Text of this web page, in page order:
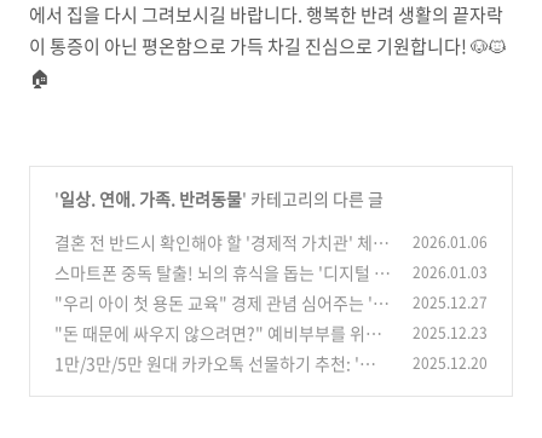
에서 집을 다시 그려보시길 바랍니다. 행복한 반려 생활의 끝자락
이 통증이 아닌 평온함으로 가득 차길 진심으로 기원합니다! 🐶🐱
🏠
'일상. 연애. 가족. 반려동물' 카테고리의 다른 글
결혼 전 반드시 확인해야 할 '경제적 가치관' 체크
리스트 10가지
(1)
2026.01.06
스마트폰 중독 탈출! 뇌의 휴식을 돕는 '디지털 디
톡스' 실천법과 추천 앱 3가지
(1)
2026.01.03
"우리 아이 첫 용돈 교육" 경제 관념 심어주는 '어
린이 주식 계좌' 개설 및 장기 투자 종목 선정 기준
(2)
2025.12.27
"돈 때문에 싸우지 않으려면?" 예비부부를 위한
합리적인 '공동 생활비' 관리 시스템 3가지
(2)
2025.12.23
1만/3만/5만 원대 카카오톡 선물하기 추천: '뻔한
2025.12.20